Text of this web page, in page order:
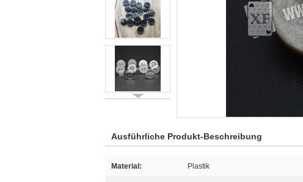
Ausführliche Produkt-Beschreibung
Material: Plastik